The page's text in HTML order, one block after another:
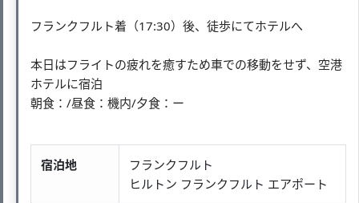
フランクフルト着（17:30）後、徒歩にてホテルへ
本日はフライトの疲れを癒すため車での移動をせず、空港
ホテルに宿泊
朝食：/昼食：機内/夕食：ー
宿泊地
フランクフルト
ヒルトン フランクフルト エアポート